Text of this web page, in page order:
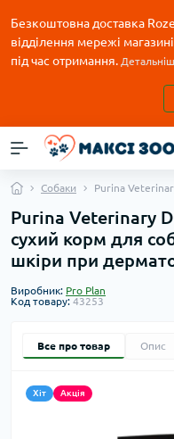
Безкоштовна доставка
відділення мережі
під час отримання.
Собаки Purina
Purina Veterinary
сухий корм для
шкіри при
Виробник: Pro Plan
Код товару: 43253
Все про товар Опис
Хіт Акція